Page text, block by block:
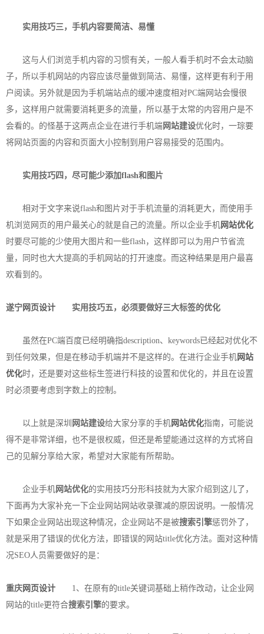
实用技巧三，手机内容要简洁、易懂
这与人们浏览手机内容的习惯有关，一般人看手机时不会太动脑
子，所以手机网站的内容应该尽量做到简洁、易懂，这样更有利于用
户阅读。另外就是因为手机端站点的缓冲速度相对PC端网站会慢很
多，这样用户就需要消耗更多的流量，所以基于太常的内容用户是不
会看的。的怪基于这两点企业在进行手机端 网站建设优化时，一琮要
将网站页面的内容和页面大小控制到用户容易接受的范围内。
实用技巧四，尽可能少添加flash和图片
相对于文字来说flash和图片对于手机流量的消耗更大，而使用手
机浏览网页的用户最关心的就是自己的流量。所以企业手机 网站优化
时要尽可能的少使用大图片和一些flash，这样即可以为用户节省流
量，同时也大大提高的手机网站的打开速度。而这种结果是用户最喜
欢看到的。
遂宁 网页设计 实用技巧五，必须要做好三大标签的优化
虽然在PC端百度已经明确指description、keywords已经起对优化不
到任何效果，但是在移动手机端并不是这样的。在进行企业手机 网站
优化时，还是要对这些标生签进行科技的设置和优化的，并且在设置
时必须要考虑到字数上的控制。
以上就是深圳 网站建设给大家分享的手机 网站优化指南，可能说
得不是非常详细，也不是很权威，但还是希望能通过这样的方式将自
己的见解分享给大家，希望对大家能有所帮助。
企业手机 网站优化的实用技巧分形科技就为大家介绍到这儿了，
下面再为大家补充一下企业网站网站收录骤减的原因说明。一般情况
下如果企业网站出现这种情况，企业网站不是被搜索引擎惩罚外了，
就是采用了错误的优化方法，即错误的网站title优化方法。面对这种情
况SEO人员需要做好的是：
重庆 网页设计 1、在原有的title关键词基础上稍作改动，让企业网
网站的title更符合搜索引擎的要求。